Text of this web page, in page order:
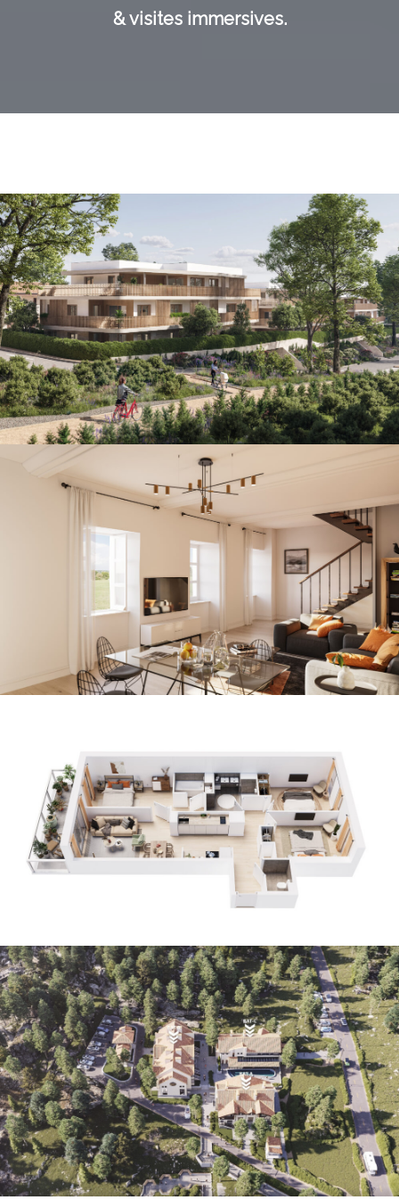
& visites immersives.